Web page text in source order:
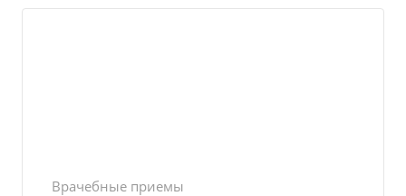
Врачебные приемы